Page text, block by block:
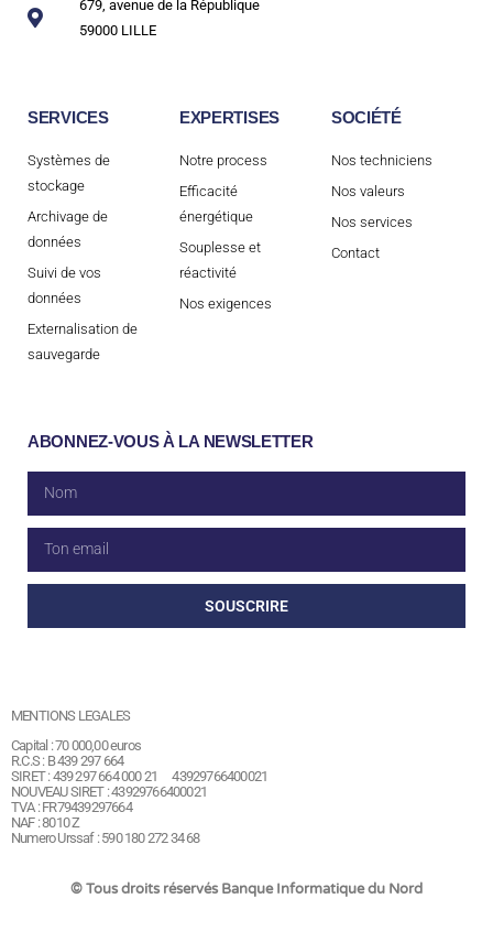
679, avenue de la République
59000 LILLE
SERVICES
Systèmes de
stockage
Archivage de
données
Suivi de vos
données
Externalisation de
sauvegarde
EXPERTISES
Notre process
Efficacité
énergétique
Souplesse et
réactivité
Nos exigences
SOCIÉTÉ
Nos techniciens
Nos valeurs
Nos services
Contact
ABONNEZ-VOUS À LA NEWSLETTER
SOUSCRIRE
MENTIONS LEGALES
Capital : 70 000,00 euros
R.C.S : B 439 297 664
SIRET : 439 297 664 000 21 43929766400021
NOUVEAU SIRET : 43929766400021
TVA : FR79439297664
NAF : 8010 Z
Numero Urssaf : 590 180 272 34 68
© Tous droits réservés Banque Informatique du Nord